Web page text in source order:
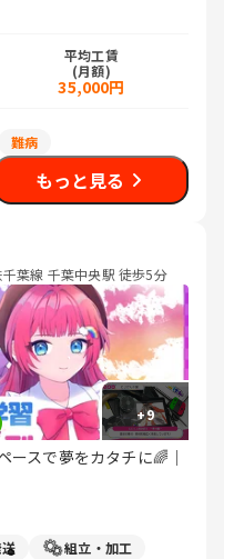
平均工賃
(月額)
35,000円
難病
もっと見る
葉線 千葉中央駅 徒歩5分
+9
ースで夢をカタチに🌈｜
組立・加工